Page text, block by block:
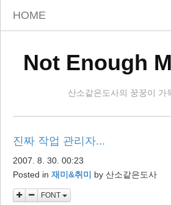
content
HOME
Not Enough
산소같은도사의 꿍꿍이 가
진짜 작업 관리자...
2007. 8. 30. 00:23
Posted in 재미&취미 by 산소같은도사
FONT